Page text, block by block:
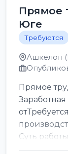
Прямое
Юге
Требуются
Ашкелон
Прямое
Суть
линии.